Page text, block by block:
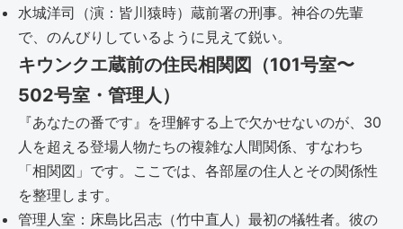
水城洋司（演：皆川猿時）蔵前署の刑事。神谷の先輩
で、のんびりしているように見えて鋭い。
キウンクエ蔵前の住民相関図（101号室〜
502号室・管理人）
『あなたの番です』を理解する上で欠かせないのが、30
人を超える登場人物たちの複雑な人間関係、すなわち
「相関図」です。ここでは、各部屋の住人とその関係性
を整理します。
管理人室：床島比呂志（竹中直人）最初の犠牲者。彼の